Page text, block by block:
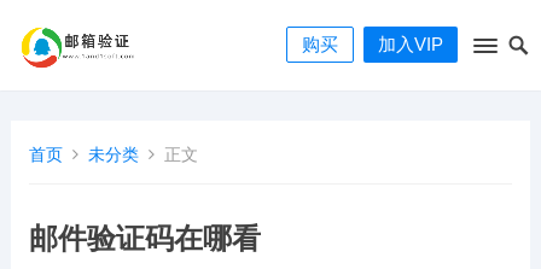
购买 加入VIP
首页 未分类 正文
邮件验证码在哪看